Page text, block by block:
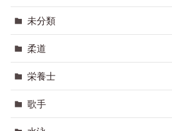
未分類
柔道
栄養士
歌手